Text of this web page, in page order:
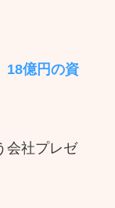
18億円の資
会社プレゼ